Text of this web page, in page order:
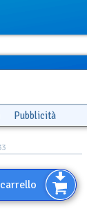
Pubblicità